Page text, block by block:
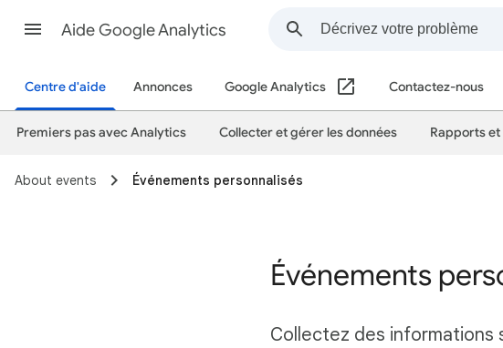
Aide Google Analytics
Centre d'aide Annonces Google Analytics Contactez-nous
Premiers pas avec Analytics Collecter et gérer les données Rapports
About events Événements personnalisés
Événements
Collectez des informations